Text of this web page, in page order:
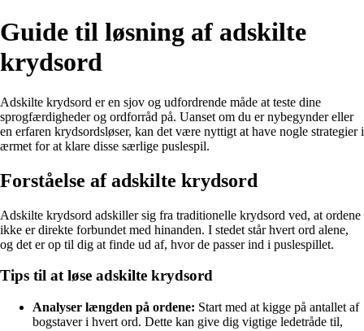
Guide til løsning af adskilte
krydsord
Adskilte krydsord er en sjov og udfordrende måde at teste dine
sprogfærdigheder og ordforråd på. Uanset om du er nybegynder eller
en erfaren krydsordsløser, kan det være nyttigt at have nogle strategier i
ærmet for at klare disse særlige puslespil.
Forståelse af adskilte krydsord
Adskilte krydsord adskiller sig fra traditionelle krydsord ved, at ordene
ikke er direkte forbundet med hinanden. I stedet står hvert ord alene,
og det er op til dig at finde ud af, hvor de passer ind i puslespillet.
Tips til at løse adskilte krydsord
Analyser længden på ordene: Start med at kigge på antallet af
bogstaver i hvert ord. Dette kan give dig vigtige ledetråde til,